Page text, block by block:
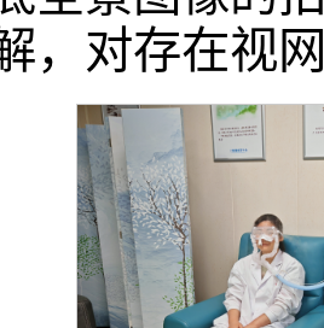
，对存在视